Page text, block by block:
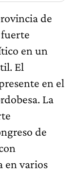
de
en un
El
en el
La
de
en varios